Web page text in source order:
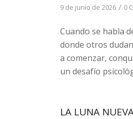
9 de junio de 2026 / 0
Cuando se habla
donde otros
a comenzar,
un desafío
LA LUNA